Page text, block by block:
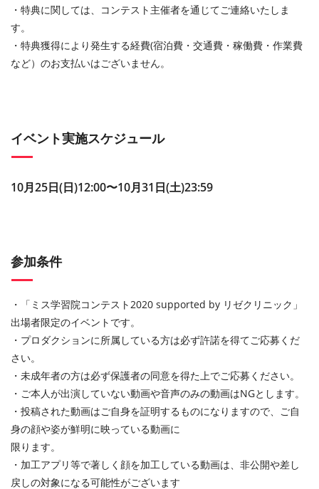
・特典に関しては、コンテスト主催者を通じてご連絡いたしま
す。
・特典獲得により発⽣する経費(宿泊費・交通費・稼働費・作業費
など）のお⽀払いはございません。
イベント実施スケジュール
10⽉25⽇(日)12:00〜10⽉31⽇(土)23:59
参加条件
・「ミス学習院コンテスト2020 supported by リゼクリニック」
出場者限定のイベントです。
・プロダクションに所属している⽅は必ず許諾を得てご応募くだ
さい。
・未成年者の⽅は必ず保護者の同意を得た上でご応募ください。
・ご本⼈が出演していない動画や⾳声のみの動画はNGとします。
・投稿された動画はご⾃⾝を証明するものになりますので、ご⾃
⾝の顔や姿が鮮明に映っている動画に
限ります。
・加⼯アプリ等で著しく顔を加⼯している動画は、⾮公開や差し
戻しの対象になる可能性がございます